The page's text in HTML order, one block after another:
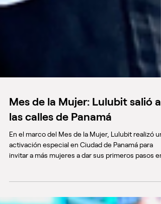
Mes de la Mujer: Lulubit salió a
las calles de Panamá
el mundo de las criptomonedas. La iniciativa